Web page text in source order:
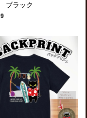
ブラック